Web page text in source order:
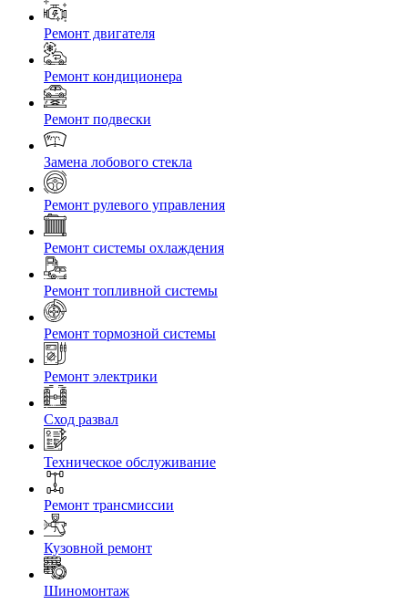
Ремонт двигателя
Ремонт кондиционера
Ремонт подвески
Замена лобового стекла
Ремонт рулевого управления
Ремонт системы охлаждения
Ремонт топливной системы
Ремонт тормозной системы
Ремонт электрики
Сход развал
Техническое обслуживание
Ремонт трансмиссии
Кузовной ремонт
Шиномонтаж